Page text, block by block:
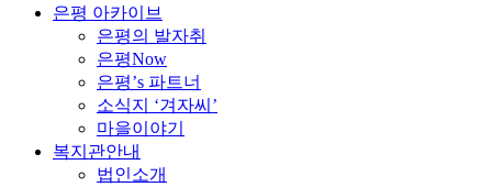
은평 아카이브
은평의 발자취
은평Now
은평’s 파트너
소식지 ‘겨자씨’
마을이야기
복지관안내
법인소개